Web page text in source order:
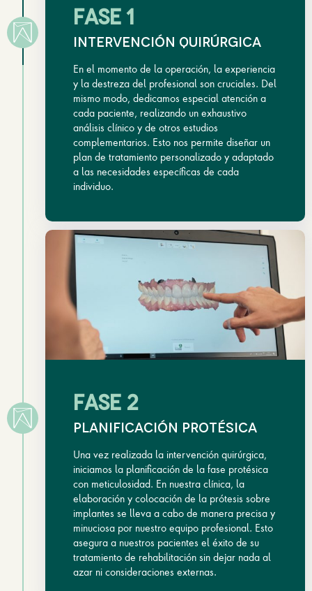
FASE 1
intervención quirúrgica
En el momento de la operación, la experiencia
y la destreza del profesional son cruciales. Del
mismo modo, dedicamos especial atención a
cada paciente, realizando un exhaustivo
análisis clínico y de otros estudios
complementarios. Esto nos permite diseñar un
plan de tratamiento personalizado y adaptado
a las necesidades específicas de cada
individuo.
FASE 2
Planificación protésica
Una vez realizada la intervención quirúrgica,
iniciamos la planificación de la fase protésica
con meticulosidad. En nuestra clínica, la
elaboración y colocación de la prótesis sobre
implantes se lleva a cabo de manera precisa y
minuciosa por nuestro equipo profesional. Esto
asegura a nuestros pacientes el éxito de su
tratamiento de rehabilitación sin dejar nada al
azar ni consideraciones externas.